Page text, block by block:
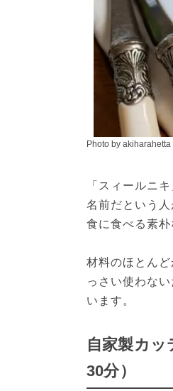
Photo by akiharahetta
「スィールニ
名前だという
食に食べる素朴
材料のほとん
っさい使わな
います。
自家製カッ
30分）